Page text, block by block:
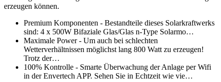
erzeugen können.
Premium Komponenten - Bestandteile dieses Solarkraftwerks
sind: 4 x 500W Bifaziale Glas/Glas n-Type Solarmo…
Maximale Power - Um auch bei schlechten
Wetterverhältnissen möglichst lang 800 Watt zu erzeugen!
Trotz der…
100% Kontrolle - Smarte Überwachung der Anlage per Wifi
in der Envertech APP. Sehen Sie in Echtzeit wie vie…